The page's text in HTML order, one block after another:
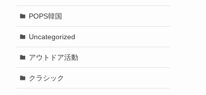
POPS韓国
Uncategorized
アウトドア活動
クラシック